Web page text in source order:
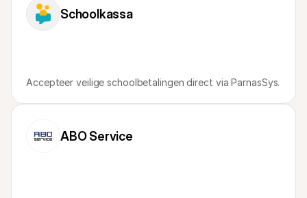
Schoolkassa
Accepteer veilige schoolbetalingen direct via ParnasSys.
ABO Service
Voor consumenten
Waarom zie je Mollie op je bankafschrift?
Voor Mollie-klanten